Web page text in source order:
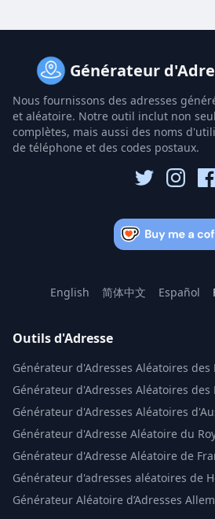
Générateur
Nous fournissons des adresses
et aléatoire. Notre outil inclut non
complètes, mais aussi des noms
de téléphone et des codes postaux.
English 简体中文 Español
Outils d'Adresse
Générateur d'Adresses Aléatoires des
Générateur d'Adresses Aléatoires des
Générateur d'Adresses Aléatoires
Générateur d'Adresse Aléatoire du
Générateur d'Adresse Aléatoire de
Générateur d'adresses aléatoires de
Générateur Aléatoire d’Adresses